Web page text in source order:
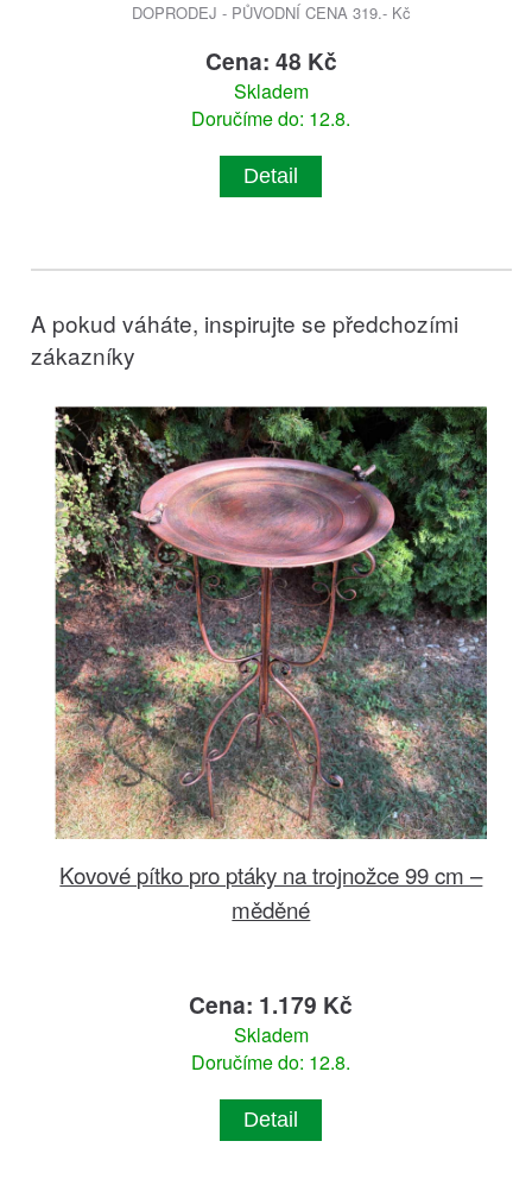
DOPRODEJ - PŮVODNÍ CENA 319.- Kč
Cena: 48 Kč
Skladem
Doručíme do: 12.8.
Detail
A pokud váháte, inspirujte se předchozími
zákazníky
Kovové pítko pro ptáky na trojnožce 99 cm –
měděné
Cena: 1.179 Kč
Skladem
Doručíme do: 12.8.
Detail